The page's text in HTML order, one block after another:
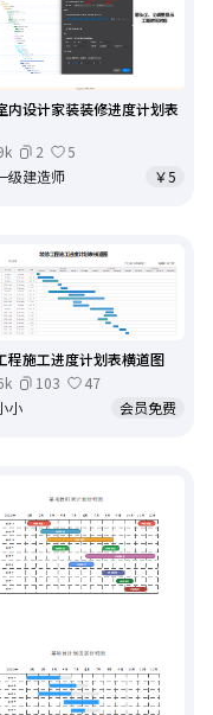
内设计家装装修进度计划表
2
5
级建造师
￥5
程施工进度计划表横道图
103
47
小
会员免费